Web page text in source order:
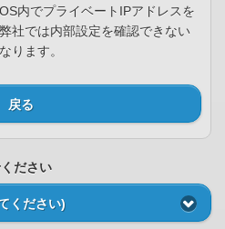
内でプライベートIPアドレスを
社では内部設定を確認できない
ります。
戻る
ださい
ください)